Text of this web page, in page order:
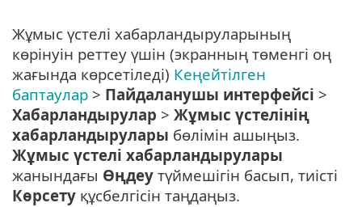
Жұмыс үстелі хабарландыруларының
көрінуін реттеу үшін (экранның төменгі оң
жағында көрсетіледі) Кеңейтілген
баптаулар > Пайдаланушы интерфейсі >
Хабарландырулар > Жұмыс үстелінің
хабарландырулары бөлімін ашыңыз.
Жұмыс үстелі хабарландырулары
жанындағы Өңдеу түймешігін басып, тиісті
Көрсету құсбелгісін таңдаңыз.